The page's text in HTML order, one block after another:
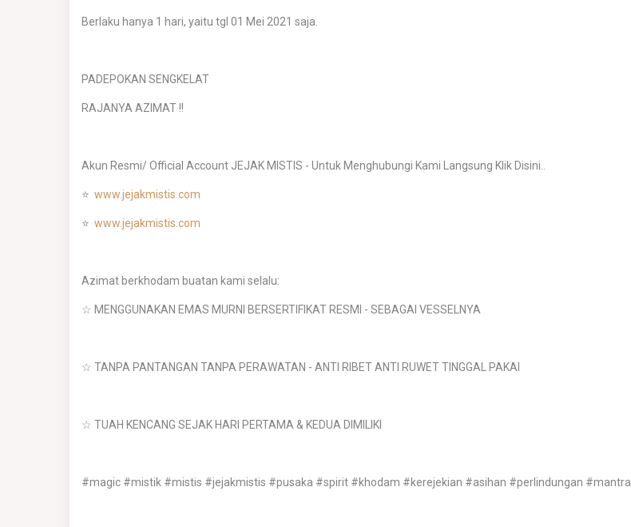
Berlaku hanya 1 hari, yaitu tgl 01 Mei 2021 saja.
PADEPOKAN SENGKELAT
RAJANYA AZIMAT !!
Akun Resmi/ Official Account JEJAK MISTIS - Untuk Menghubungi Kami Langsung Klik Disini..
⭐ www.jejakmistis.com
⭐ www.jejakmistis.com
Azimat berkhodam buatan kami selalu:
☆ MENGGUNAKAN EMAS MURNI BERSERTIFIKAT RESMI - SEBAGAI VESSELNYA
☆ TANPA PANTANGAN TANPA PERAWATAN - ANTI RIBET ANTI RUWET TINGGAL PAKAI
☆ TUAH KENCANG SEJAK HARI PERTAMA & KEDUA DIMILIKI
#magic #mistik #mistis #jejakmistis #pusaka #spirit #khodam #kerejekian #asihan #perlindungan #mantra